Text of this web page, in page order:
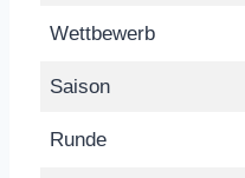
Wettbewerb
Saison
Runde